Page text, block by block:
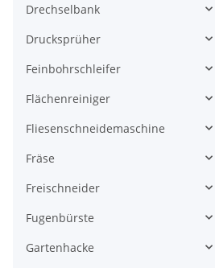
Drechselbank
Drucksprüher
Feinbohrschleifer
Flächenreiniger
Fliesenschneidemaschine
Fräse
Freischneider
Fugenbürste
Gartenhacke